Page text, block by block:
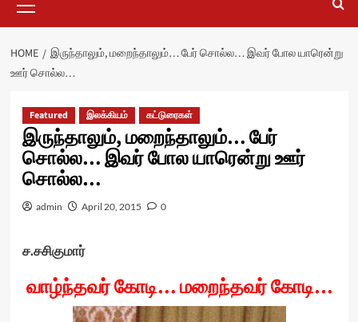
Menu
HOME
இருந்தாலும், மறைந்தாலும்… பேர் சொல்ல… இவர் போல யாரென்று
ஊர் சொல்ல…
Featured இலக்கியம் கட்டுரைகள்
இருந்தாலும், மறைந்தாலும்… பேர்
சொல்ல… இவர் போல யாரென்று ஊர்
சொல்ல…
admin April 20, 2015 0
ச.சசிகுமார்
வாழ்ந்தவர் கோடி… மறைந்தவர் கோடி…